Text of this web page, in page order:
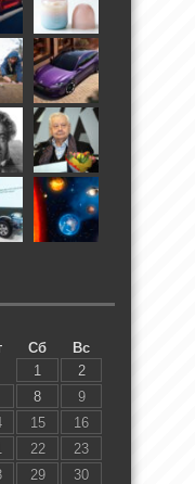
Сб
Вс
1
2
8
9
15
16
22
23
29
30